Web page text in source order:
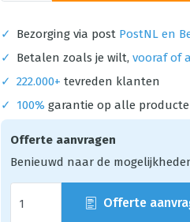
✓ Bezorging via post PostNL en
✓
Betalen zoals je wilt, vooraf of
✓ 222.000+ tevreden klanten
✓
100% garantie op alle
Offerte aanvragen
Benieuwd naar de
Offerte